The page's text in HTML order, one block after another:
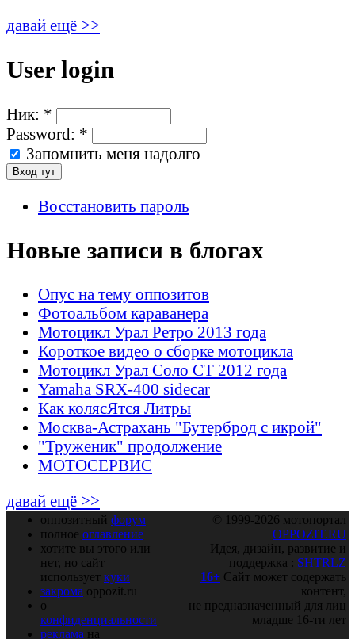
давай ещё >>
User login
Ник: *
Password: *
Запомнить меня надолго
Восстановить пароль
Новые записи в блогах
Опус на тему оппозитов
Фотоальбом караванера
Мотоцикл Урал Ретро 2013 года
Короткое видео о сборке мотоцикла
Мотоцикл Урал Соло СТ 2012 года
Yamaha SRX-400 sidecar
Как колясЯтся Литры
Москва-Астрахань "Бутерброд с икрой"
"Труженик" продолжение
МОТОСЕРВИС
давай ещё >>
оппозитный форум
полное оглавление
хотите вы этого или
нет, но сайт
использует куки
закрома oppozit.ru
о
конфиденциальности
реклама на
© 1999-2026 мотопортал
OPPOZIT.RU
Идея, дизайн, развитие и
поддержка : SHTRLZ
16+ Сайт может содержать
контент,
не предназначенный для лиц
младше 16-ти лет